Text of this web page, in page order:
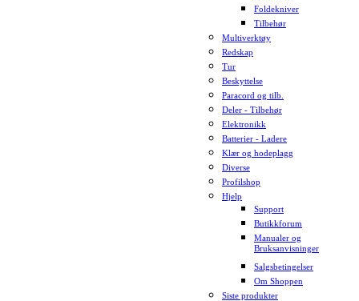
Foldekniver
Tilbehør
Multiverktøy
Redskap
Tur
Beskyttelse
Paracord og tilb.
Deler - Tilbehør
Elektronikk
Batterier - Ladere
Klær og hodeplagg
Diverse
Profilshop
Hjelp
Support
Butikkforum
Manualer og
Bruksanvisninger
Salgsbetingelser
Om Shoppen
Siste produkter